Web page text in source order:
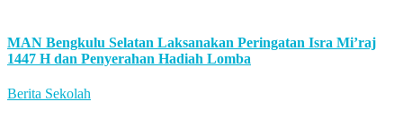
MAN Bengkulu Selatan Laksanakan Peringatan Isra Mi’raj
1447 H dan Penyerahan Hadiah Lomba
Berita Sekolah